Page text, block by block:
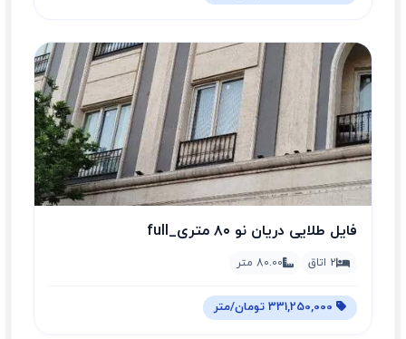
فایل طلایی دریان نو ۸۰ متری_full
2 اتاق 80.00 متر